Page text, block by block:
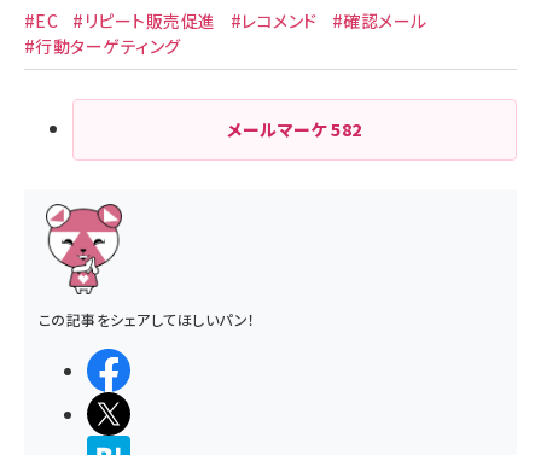
#EC #リピート販売促進 #レコメンド
#確認メール
#行動ターゲティング
メールマーケ582
この記事をシェアしてほしいパン！